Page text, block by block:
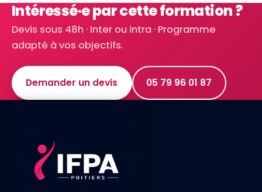
Intéressé·e par cette formation ?
Devis sous 48h · Inter ou intra · Programme
adapté à vos objectifs.
Demander un devis 05 79 96 01 87